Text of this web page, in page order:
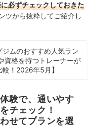
必ずチェックしておきた
ツから抜粋してご紹介し
ムのおすすめ人気ラン
資格を持つトレーナーが
！2026年5月】
験で、通いやす
チェック！
せてプランを選